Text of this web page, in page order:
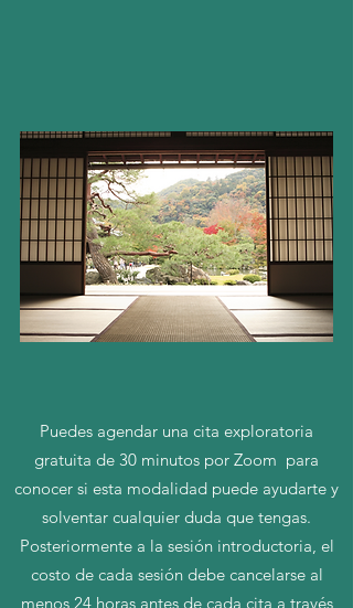
Puedes agendar una cita exploratoria
gratuita de 30 minutos por Zoom para
conocer si esta modalidad puede ayudarte y
solventar cualquier duda que tengas.
Posteriormente a la sesión introductoria, el
costo de cada sesión debe cancelarse al
menos 24 horas antes de cada cita a través